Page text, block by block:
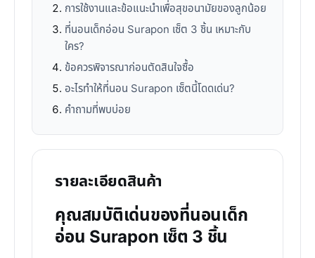
การใช้งานและข้อแนะนำเพื่อสุขอนามัยของลูกน้อย
ที่นอนเด็กอ่อน Surapon เซ็ต 3 ชิ้น เหมาะกับ
ใคร?
ข้อควรพิจารณาก่อนตัดสินใจซื้อ
อะไรทำให้ที่นอน Surapon เซ็ตนี้โดดเด่น?
คำถามที่พบบ่อย
รายละเอียดสินค้า
คุณสมบัติเด่นของที่นอนเด็ก
อ่อน Surapon เซ็ต 3 ชิ้น